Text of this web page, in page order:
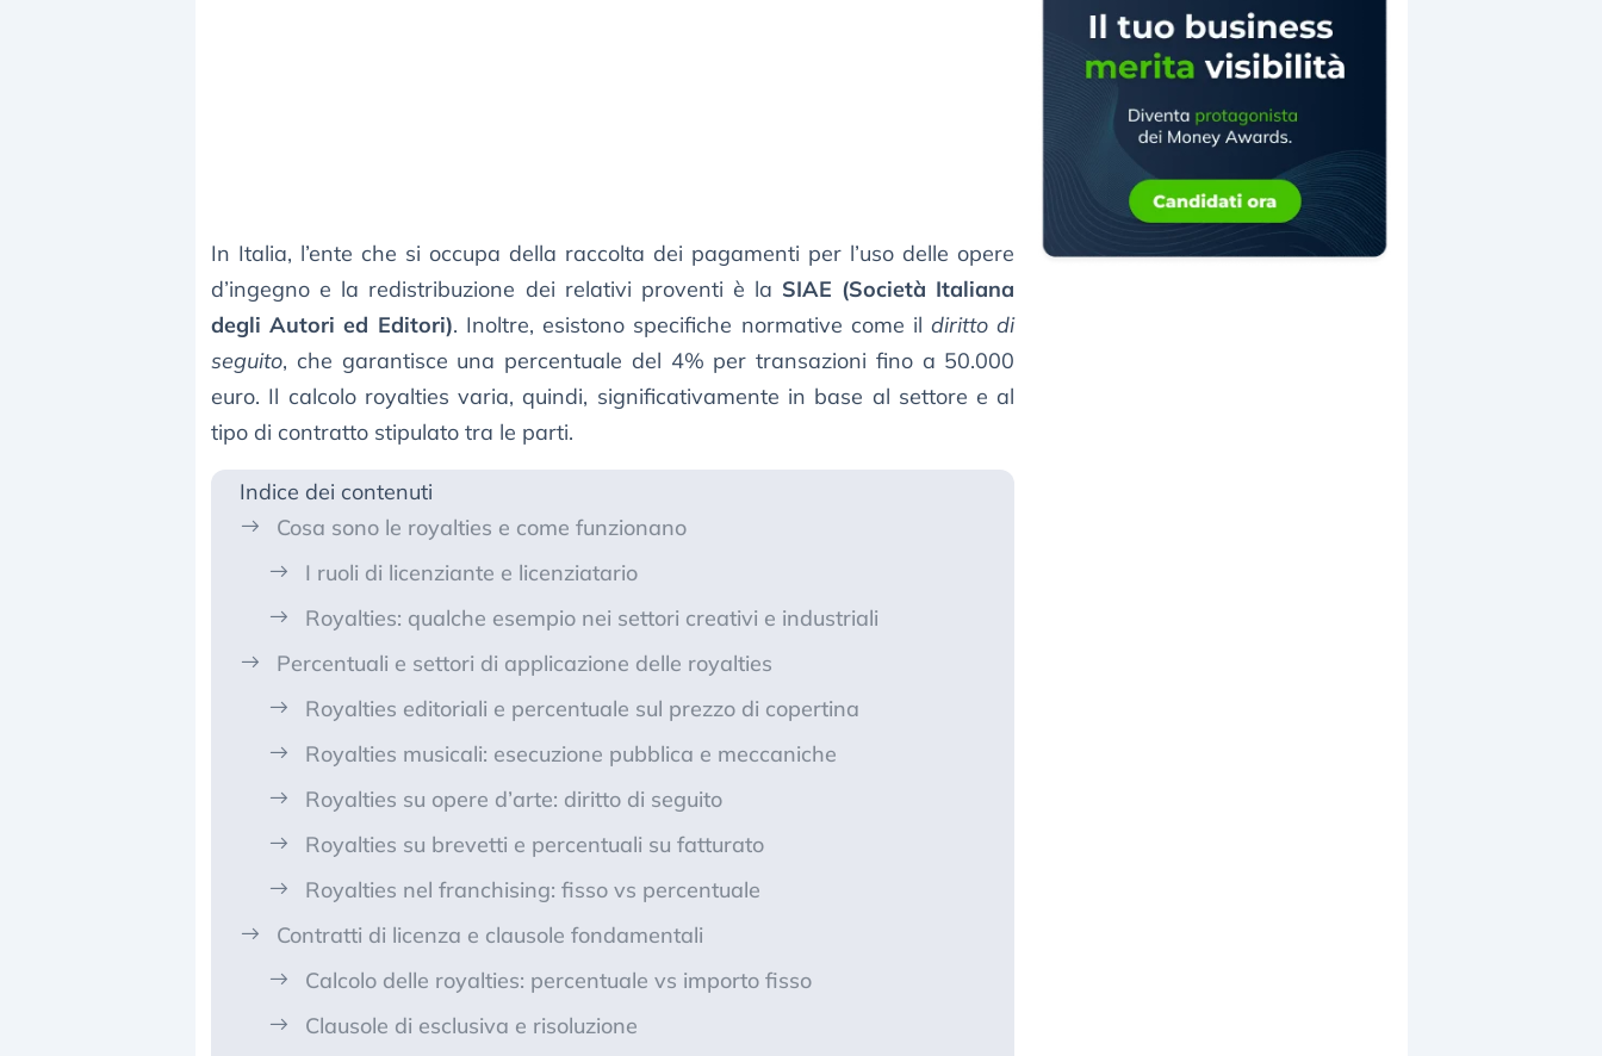
In Italia, l’ente che si occupa della raccolta dei pagamenti per l’uso delle opere
d’ingegno e la redistribuzione dei relativi proventi è la SIAE (Società Italiana
degli Autori ed Editori). Inoltre, esistono specifiche normative come ildiritto di
seguito, che garantisce una percentuale del 4% per transazioni fino a 50.000
euro. Il calcolo royalties varia, quindi, significativamente in base al settore e al
tipo di contratto stipulato tra le parti.
Indice dei contenuti
Cosa sono le royalties e come funzionano
I ruoli di licenziante e licenziatario
Royalties: qualche esempio nei settori creativi e industriali
Percentuali e settori di applicazione delle royalties
Royalties editoriali e percentuale sul prezzo di copertina
Royalties musicali: esecuzione pubblica e meccaniche
Royalties su opere d’arte: diritto di seguito
Royalties su brevetti e percentuali su fatturato
Royalties nel franchising: fisso vs percentuale
Contratti di licenza e clausole fondamentali
Calcolo delle royalties: percentuale vs importo fisso
Clausole di esclusiva e risoluzione